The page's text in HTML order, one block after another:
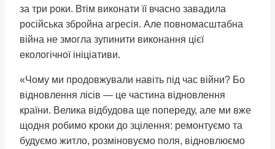
за три роки. Втім виконати її вчасно завадила
російська збройна агресія. Але повномасштабна
війна не змогла зупинити виконання цієї
екологічної ініціативи.
«Чому ми продовжували навіть під час війни? Бо
відновлення лісів — це частина відновлення
країни. Велика відбудова ще попереду, але ми вже
щодня робимо кроки до зцілення: ремонтуємо та
будуємо житло, розміновуємо поля, відновлюємо